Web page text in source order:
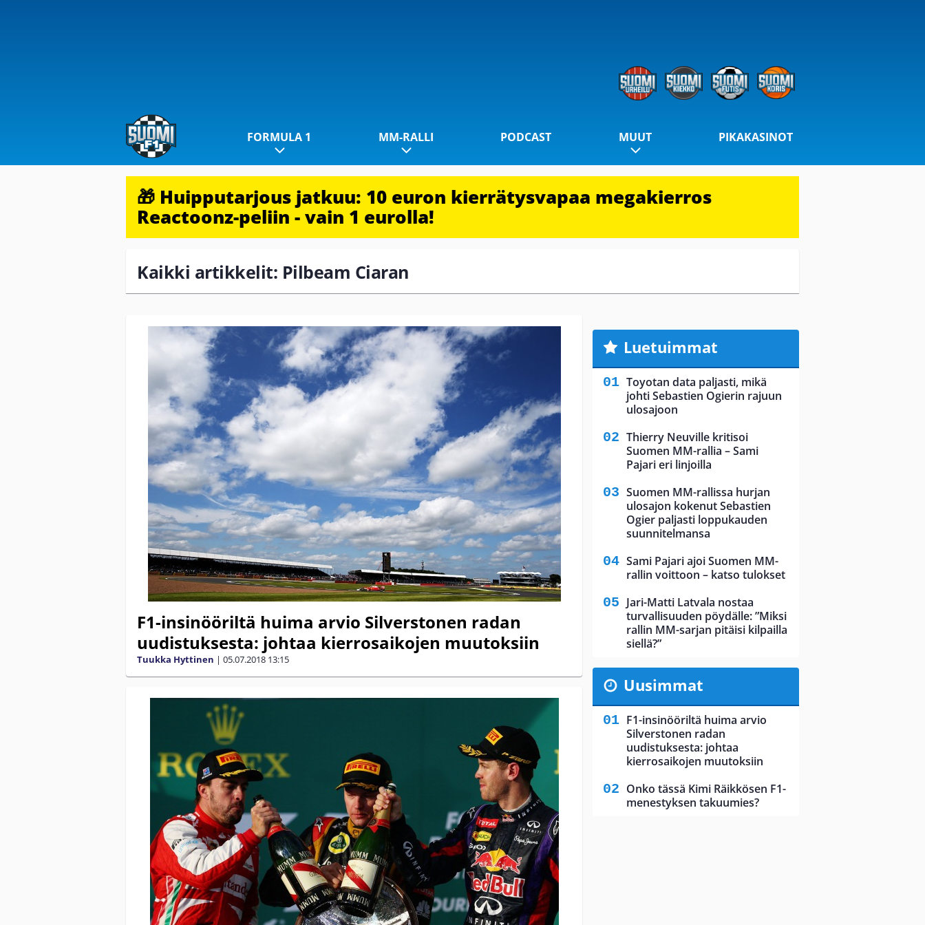
FORMULA 1 MM-RALLI PODCAST MUUT PIKAKASINOT
🎁 Huipputarjous jatkuu: 10 euron kierrätysvapaa megakierros
Reactoonz-peliin - vain 1 eurolla!
Kaikki artikkelit: Pilbeam Ciaran
F1-insinööriltä huima arvio Silverstonen radan
uudistuksesta: johtaa kierrosaikojen muutoksiin
Tuukka Hyttinen | 05.07.2018 13:15
Luetuimmat
Toyotan data paljasti, mikä
johti Sebastien Ogierin rajuun
ulosajoon
Thierry Neuville kritisoi
Suomen MM-rallia – Sami
Pajari eri linjoilla
Suomen MM-rallissa hurjan
ulosajon kokenut Sebastien
Ogier paljasti loppukauden
suunnitelmansa
Sami Pajari ajoi Suomen MM-
rallin voittoon – katso tulokset
Jari-Matti Latvala nostaa
turvallisuuden pöydälle: ”Miksi
rallin MM-sarjan pitäisi kilpailla
siellä?”
Uusimmat
F1-insinööriltä huima arvio
Silverstonen radan
uudistuksesta: johtaa
kierrosaikojen muutoksiin
Onko tässä Kimi Räikkösen F1-
menestyksen takuumies?